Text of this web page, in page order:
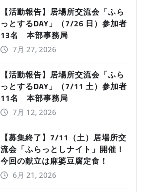
【活動報告】居場所交流会「ふら
っとするDAY」（7/26 日）参加者
13名 本部事務局
7月 27, 2026
【活動報告】居場所交流会「ふら
っとするDAY」（7/11 土）参加者
11名 本部事務局
7月 12, 2026
【募集終了】7/11（土）居場所交
流会「ふらっとしナイト」開催！
今回の献立は麻婆豆腐定食！
6月 21, 2026